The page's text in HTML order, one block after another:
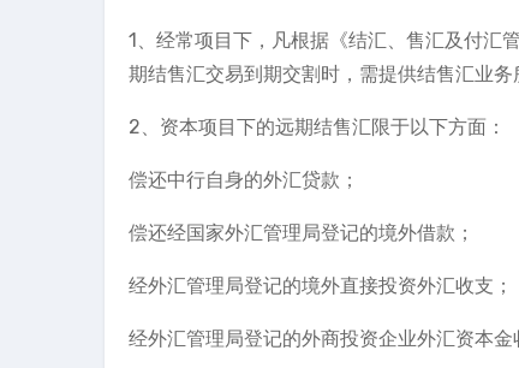
1、经常项目下，凡根据《结汇、售汇及付汇
期结售汇交易到期交割时，需提供结售汇业务
2、资本项目下的远期结售汇限于以下方面：
偿还中行自身的外汇贷款；
偿还经国家外汇管理局登记的境外借款；
经外汇管理局登记的境外直接投资外汇收支；
经外汇管理局登记的外商投资企业外汇资本金